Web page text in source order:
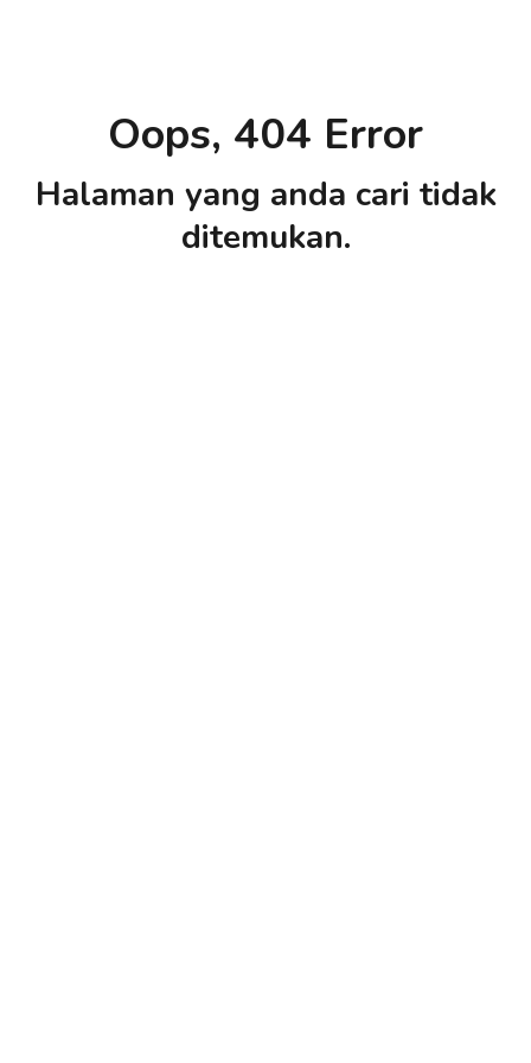
Oops, 404 Error
Halaman yang anda cari tidak
ditemukan.